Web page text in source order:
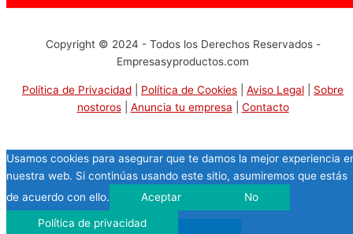
Copyright © 2024 - Todos los Derechos Reservados -
Empresasyproductos.com
Política de Privacidad Política de Cookies Aviso Legal
Sobre
nostoros| Anuncia tu empresa Contacto
Usamos cookies para asegurar que te damos la mejor experiencia
nuestra web. Si continúas usando este sitio, asumiremos que estás
de acuerdo con ello.
Aceptar No
Política de privacidad